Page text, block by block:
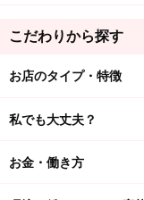
こだわりから探す
お店のタイプ・特徴
私でも大丈夫？
お金・働き方